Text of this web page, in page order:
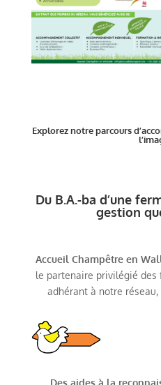
Explorez notre parcours
Du B.A.-ba d’une
gestion
Accueil Champêtre en
le partenaire privilégié des
adhérant à notre
Des aides à la